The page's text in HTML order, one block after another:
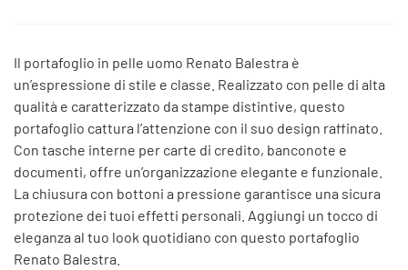
Il portafoglio in pelle uomo Renato Balestra è
un’espressione di stile e classe. Realizzato con pelle di alta
qualità e caratterizzato da stampe distintive, questo
portafoglio cattura l’attenzione con il suo design raffinato.
Con tasche interne per carte di credito, banconote e
documenti, offre un’organizzazione elegante e funzionale.
La chiusura con bottoni a pressione garantisce una sicura
protezione dei tuoi effetti personali. Aggiungi un tocco di
eleganza al tuo look quotidiano con questo portafoglio
Renato Balestra.